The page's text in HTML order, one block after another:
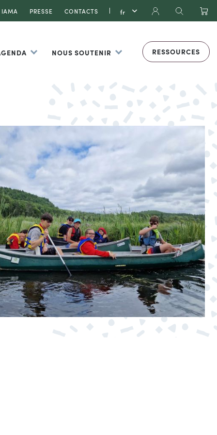
IAMA PRESSE CONTACTS
NOUS SOUTENIR RESSOURCES